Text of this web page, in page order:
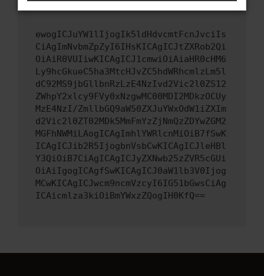
ewogICJuYW1lIjogIk5ldHdvcmtFcnJvciIs
CiAgImNvbmZpZyI6IHsKICAgICJtZXRob2Qi
OiAiR0VUIiwKICAgICJ1cmwiOiAiaHR0cHM6
Ly9hcGkueC5ha3MtcHJvZC5hdWRhcmlzLm5l
dC92MS9jbGllbnRzLzE4NzIvd2Vic2l0ZS12
ZWhpY2xlcy9FVy0xNzgwMC00MDI2MDkzOCUy
MzE4NzI/ZmllbGQ9aW50ZXJuYWxOdW1iZXIm
d2Vic2l0ZT02MDk5MmFmYzZjNmQzZDYwZGM2
MGFhNWMiLAogICAgImhlYWRlcnMiOiB7fSwK
ICAgICJib2R5IjogbnVsbCwKICAgICJleHBl
Y3QiOiB7CiAgICAgICJyZXNwb25zZVR5cGUi
OiAiIgogICAgfSwKICAgICJ0aW1lb3V0Ijog
MCwKICAgICJwcm9ncmVzcyI6IG51bGwsCiAg
ICAicmlza3kiOiBmYWxzZQogIH0KfQ==